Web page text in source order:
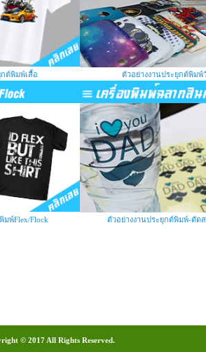
ต์พิมพ์เสื้อ ตัวอย่างงานประยุกต์พิมพ์
มพ์Flex/Flock ตัวอย่างงานประยุกต์พิมพ์-ตัด
© 2017 All Rights Reserved.